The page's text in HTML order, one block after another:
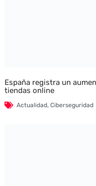
España registra un
tiendas online
Actualidad, Ciberseguridad